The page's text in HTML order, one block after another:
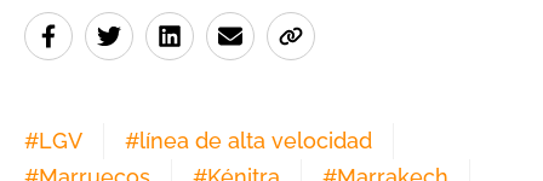
#LGV #línea de alta velocidad